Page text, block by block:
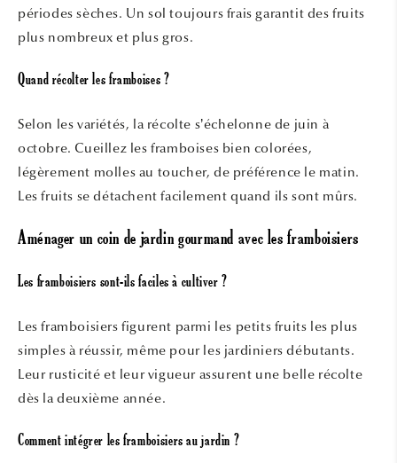
périodes sèches. Un sol toujours frais garantit des fruits
plus nombreux et plus gros.
Quand récolter les framboises ?
Selon les variétés, la récolte s’échelonne de juin à
octobre. Cueillez les framboises bien colorées,
légèrement molles au toucher, de préférence le matin.
Les fruits se détachent facilement quand ils sont mûrs.
Aménager un coin de jardin gourmand avec les framboisiers
Les framboisiers sont-ils faciles à cultiver ?
Les framboisiers figurent parmi les petits fruits les plus
simples à réussir, même pour les jardiniers débutants.
Leur rusticité et leur vigueur assurent une belle récolte
dès la deuxième année.
Comment intégrer les framboisiers au jardin ?